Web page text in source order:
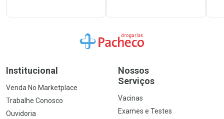
Ir para a Home
Institucional
Venda No Marketplace
Trabalhe Conosco
Ouvidoria
Nossos
Serviços
Vacinas
Exames e Testes